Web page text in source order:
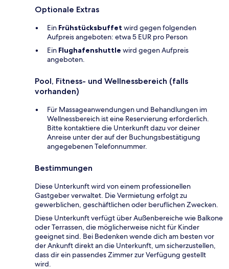
Optionale Extras
Ein Frühstücksbuffet wird gegen folgenden
Aufpreis angeboten: etwa 5 EUR pro Person
Ein Flughafenshuttle wird gegen Aufpreis
angeboten.
Pool, Fitness- und Wellnessbereich (falls
vorhanden)
Für Massageanwendungen und Behandlungen im
Wellnessbereich ist eine Reservierung erforderlich.
Bitte kontaktiere die Unterkunft dazu vor deiner
Anreise unter der auf der Buchungsbestätigung
angegebenen Telefonnummer.
Bestimmungen
Diese Unterkunft wird von einem professionellen
Gastgeber verwaltet. Die Vermietung erfolgt zu
gewerblichen, geschäftlichen oder beruflichen Zwecken.
Diese Unterkunft verfügt über Außenbereiche wie Balkone
oder Terrassen, die möglicherweise nicht für Kinder
geeignet sind. Bei Bedenken wende dich am besten vor
der Ankunft direkt an die Unterkunft, um sicherzustellen,
dass dir ein passendes Zimmer zur Verfügung gestellt
wird.